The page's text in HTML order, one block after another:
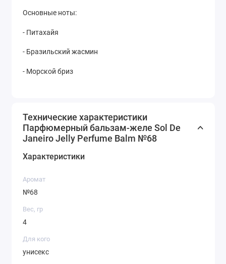
Основные ноты:
- Питахайя
- Бразильский жасмин
- Морской бриз
Технические характеристики
Парфюмерный бальзам-желе Sol De
Janeiro Jelly Perfume Balm №68
Характеристики
Аромат
№68
Вес, гр
4
Для кого
унисекс